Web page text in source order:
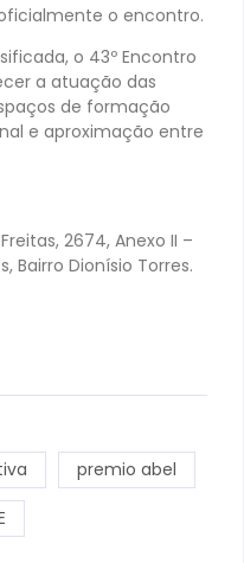
o encontro.
o 43º Encontro
a atuação das
de formação
e aproximação entre
2674, Anexo II –
Bairro Dionísio Torres.
premio abel